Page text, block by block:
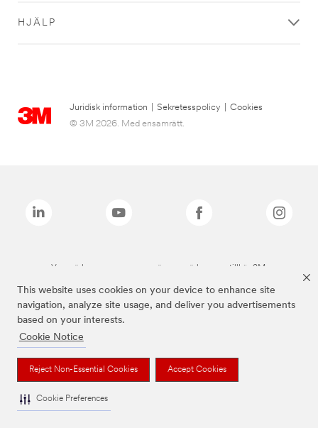
This website uses cookies on your device to enhance site
navigation, analyze site usage, and deliver you advertisements
based on your interests.
Cookie Notice
Reject Non-Essential Cookies Accept Cookies
Cookie Preferences
HJÄLP
Juridisk information Sekretesspolicy
Cookies
© 3M 2026. Med ensamrätt.
Varumärken som anges ovan är varumärken som tillhör 3M.